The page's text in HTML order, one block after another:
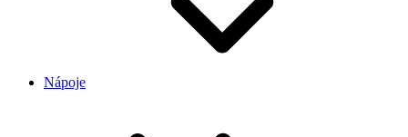
Nápoje